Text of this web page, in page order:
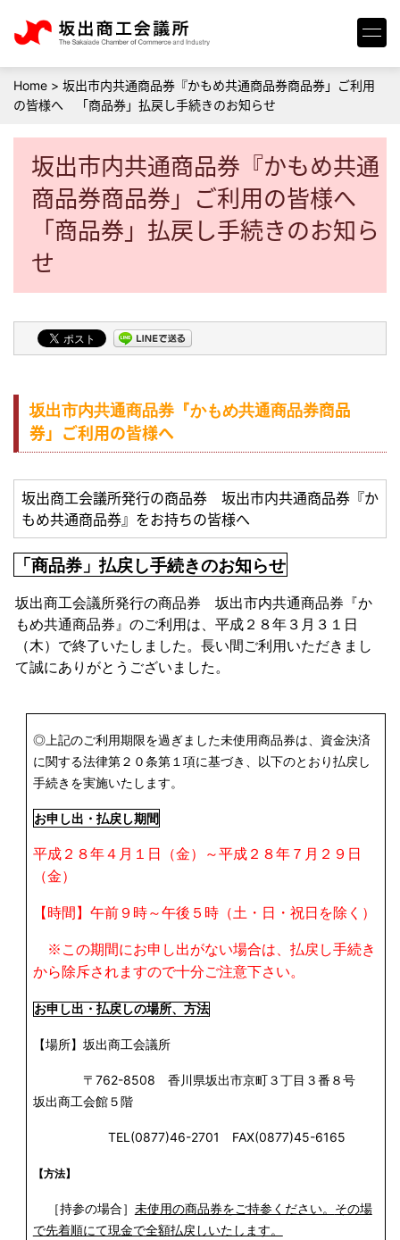
Home > 坂出市内共通商品券『かもめ共通商品券商品券」ご利用
の皆様へ 「商品券」払戻し手続きのお知らせ
坂出市内共通商品券『かもめ共通
商品券商品券」ご利用の皆様へ
「商品券」払戻し手続きのお知ら
せ
坂出市内共通商品券『かもめ共通商品券商品
券」ご利用の皆様へ
坂出商工会議所発行の商品券 坂出市内共通商品券『か
もめ共通商品券』をお持ちの皆様へ
「商品券」払戻し手続きのお知らせ
坂出商工会議所発行の商品券 坂出市内共通商品券『か
もめ共通商品券』のご利用は、平成２８年３月３１日
（木）で終了いたしました。長い間ご利用いただきまし
て誠にありがとうございました。
◎上記のご利用期限を過ぎました未使用商品券は、資金決済
に関する法律第２０条第１項に基づき、以下のとおり払戻し
手続きを実施いたします。
お申し出・払戻し期間
平成２８年４月１日（金）～平成２８年７月２９日
（金）
【時間】午前９時～午後５時（土・日・祝日を除く）
※この期間にお申し出がない場合は、払戻し手続き
から除斥されますので十分ご注意下さい。
お申し出・払戻しの場所、方法
【場所】坂出商工会議所
〒 762-8508
香川県坂出市京町３丁目３番８号
坂出商工会館５階
TEL(0877)46-2701 FAX(0877)45-6165
【方法】
［持参の場合］ 未使用の商品券をご持参ください。
その場
で先着順にて現金で全額払戻しいたします。